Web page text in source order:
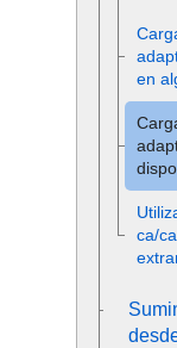
en
ca/